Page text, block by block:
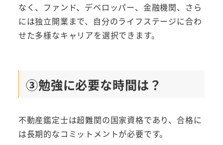
なく、ファンド、デベロッパー、金融機関、さら
には独立開業まで、自分のライフステージに合わ
せた多様なキャリアを選択できます。
③勉強に必要な時間は？
不動産鑑定士は超難関の国家資格であり、合格に
は長期的なコミットメントが必要です。